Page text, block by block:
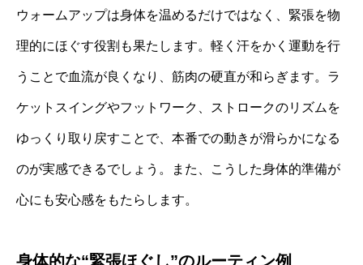
ウォームアップは身体を温めるだけではなく、緊張を物
理的にほぐす役割も果たします。軽く汗をかく運動を行
うことで血流が良くなり、筋肉の硬直が和らぎます。ラ
ケットスイングやフットワーク、ストロークのリズムを
ゆっくり取り戻すことで、本番での動きが滑らかになる
のが実感できるでしょう。また、こうした身体的準備が
心にも安心感をもたらします。
身体的な“緊張ほぐし”のルーティン例